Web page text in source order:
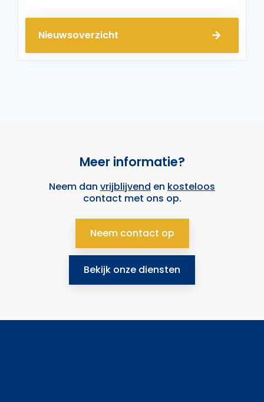
Nieuwsoverzicht
Meer informatie?
Neem dan vrijblijvend en kosteloos
contact met ons op.
Neem contact op
Bekijk onze diensten